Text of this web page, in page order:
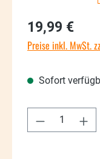
Regulärer Preis:
19,99 €
Preise inkl. MwSt.
Sofort
Produkt